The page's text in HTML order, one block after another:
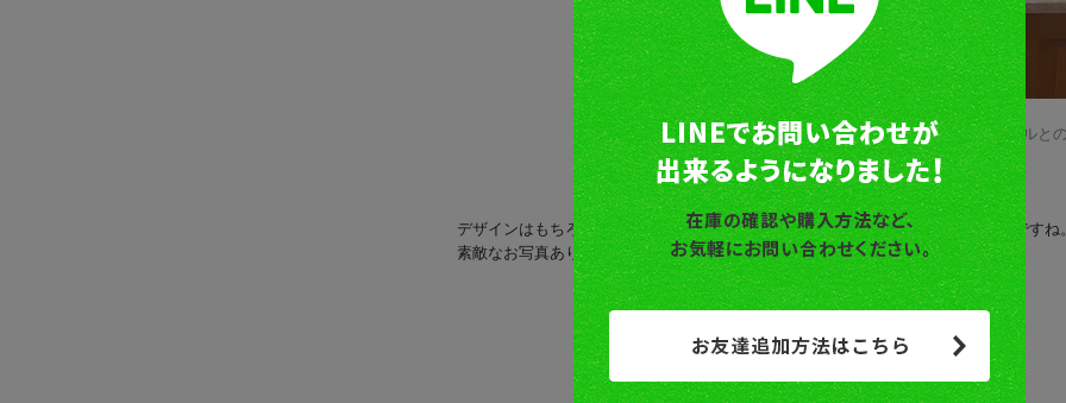
漆喰の壁や、爽やかなブルーのタイルと
デザインはもちろんですが、お手入れなど使い勝手も良さそうな素敵な洗面空間ですね
素敵なお写真ありがとうございました！